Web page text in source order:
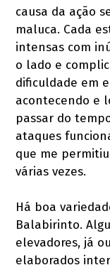
causa da ação
maluca. Cada
intensas com
o lado e
dificuldade em
acontecendo e
passar do
ataques
que me
várias vezes.
Há boa
Balabirinto.
elevadores, já
elaborados